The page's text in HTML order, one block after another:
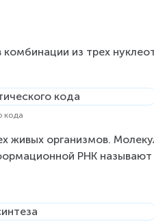
из трех
кода
живых ор­га­низ­мов.
РНК на­зы­ва­ют